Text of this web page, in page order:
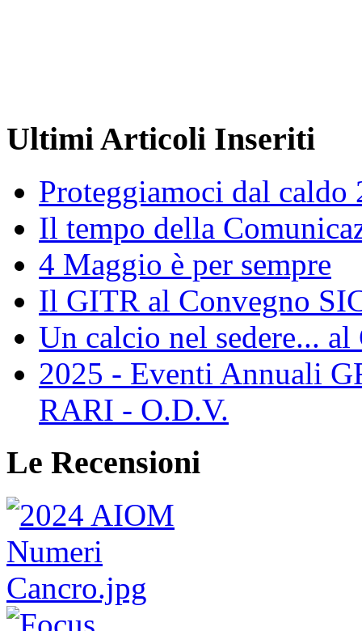
Ultimi Articoli Inseriti
Proteggiamoci dal caldo
Il tempo della
4 Maggio è per sempre
Il GITR al Convegno
Un calcio nel sedere...
2025 - Eventi Annuali
RARI - O.D.V.
Le Recensioni